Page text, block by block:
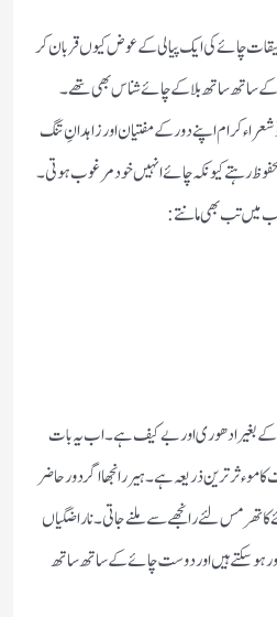
چائے کی ایک پیالی کے عوض کیوں قربان کر
ساتھ ساتھ بلا کے چائے شناس بھی تھے ۔
کرام اپنے دور کے مفتیا ن اور زاہدانِ تنگ
رہتے کیونکہ چائے انہیں خود مرغوب ہوتی ۔
میں تب بھی مانتے:
کے بغیر ادھوری اور بے کیف ہے ۔ اب یہ بات
ترین ذریعہ ہے ۔ ہیر رانجھا اگر دور حاضر
تھرمس لئے رانجھے سے ملنے جاتی ۔ ناراضگیاں
سکتے ہیں اور دوست چائے کے ساتھ ساتھ